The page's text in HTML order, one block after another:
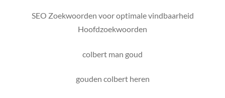
SEO Zoekwoorden voor optimale vindbaarheid
Hoofdzoekwoorden
colbert man goud
gouden colbert heren